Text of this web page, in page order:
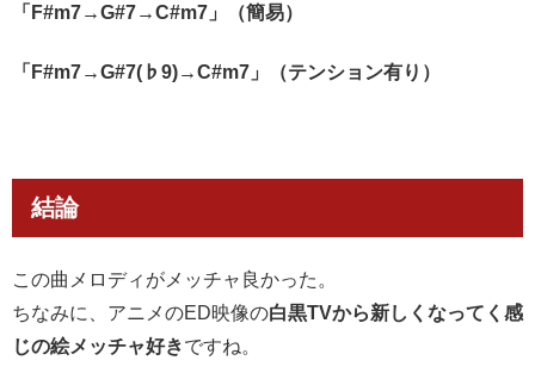
「F#m7→G#7→C#m7」（簡易）
「F#m7→G#7(♭9)→C#m7」（テンション有り）
結論
この曲メロディがメッチャ良かった。
ちなみに、アニメのED映像の白黒TVから新しくなってく感
じの絵メッチャ好きですね。